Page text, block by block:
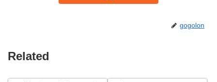
gogolon
Related